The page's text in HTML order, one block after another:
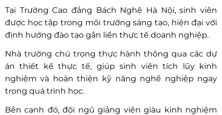
Tại Trường Cao đẳng Bách Nghệ Hà Nội, sinh viên
được học tập trong môi trường sáng tạo, hiện đại với
định hướng đào tạo gắn liền thực tế doanh nghiệp.
Nhà trường chú trọng thực hành thông qua các dự
án thiết kế thực tế, giúp sinh viên tích lũy kinh
nghiệm và hoàn thiện kỹ năng nghề nghiệp ngay
trong quá trình học.
Bên cạnh đó, đội ngũ giảng viên giàu kinh nghiệm